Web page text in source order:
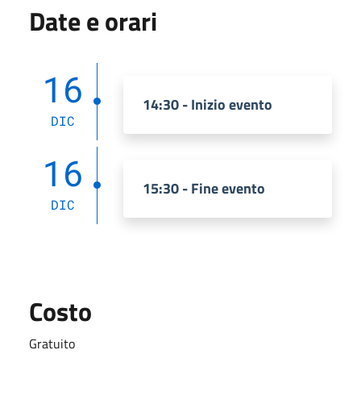
Date e orari
16
DIC
14:30 - Inizio evento
16
DIC
15:30 - Fine evento
Costo
Gratuito